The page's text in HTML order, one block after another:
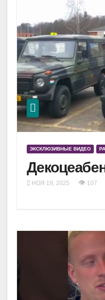
ЭКСКЛЮЗИВНЫЕ ВИДЕО
НОЯ 19, 2025 👁 107